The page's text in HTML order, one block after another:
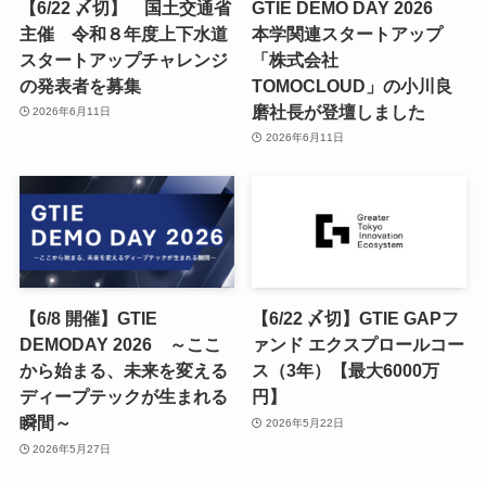
【6/22 〆切】 国土交通省
主催 令和８年度上下水道
スタートアップチャレンジ
の発表者を募集
2026年6月11日
GTIE DEMO DAY 2026
本学関連スタートアップ
「株式会社
TOMOCLOUD」の小川良
磨社長が登壇しました
2026年6月11日
【6/8 開催】GTIE
DEMODAY 2026 ～ここ
から始まる、未来を変える
ディープテックが生まれる
瞬間～
2026年5月27日
【6/22 〆切】GTIE GAPフ
ァンド エクスプロールコー
ス（3年）【最大6000万
円】
2026年5月22日